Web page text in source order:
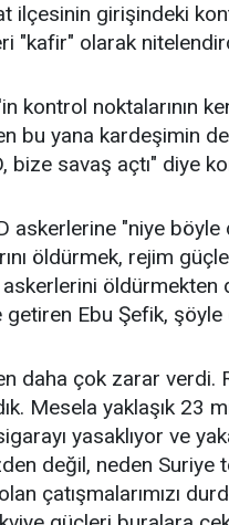
ilçesinin girişindeki
"kafir" olarak
kontrol noktalarının
bu yana kardeşimin
bize savaş açtı" diye
askerlerine "niye
öldürmek, rejim
getiren Ebu Şefik,
daha çok zarar verdi.
Mesela yaklaşık 23
yasaklıyor ve
değil, neden Suriye
çatışmalarımızı